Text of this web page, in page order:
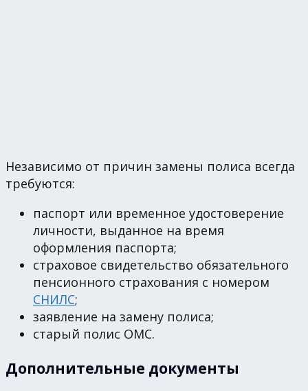
Независимо от причин замены полиса всегда
требуются:
паспорт или временное удостоверение
личности, выданное на время
оформления паспорта;
страховое свидетельство обязательного
пенсионного страхования с номером
СНИЛС;
заявление на замену полиса;
старый полис ОМС.
Дополнительные документы